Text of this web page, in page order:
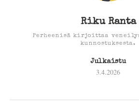
Riku Ranta
Perheenisä kirjoittaa
kunnostuksesta.
Julkaistu
3.4.2026